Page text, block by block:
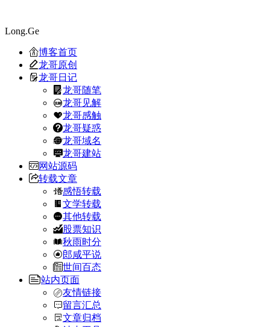
Long.Ge
博客首页
龙哥原创
龙哥日记
龙哥随笔
龙哥见解
龙哥感触
龙哥疑惑
龙哥域名
龙哥建站
网站源码
转载文章
感悟转载
文学转载
其他转载
股票知识
秋雨时分
郎咸平说
世间百态
站内页面
友情链接
留言汇总
文章归档